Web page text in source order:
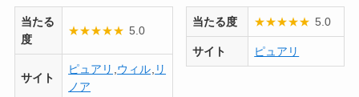
当たる
度
★★★★★ 5.0
サイト
ピュアリ ,ウィル, リ
ノア
当たる度 ★★★★★ 5.0
サイト ピュアリ